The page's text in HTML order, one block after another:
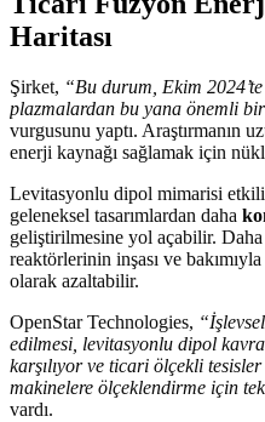
Haritası
Şirket, “Bu durum, Ekim
plazmalardan bu yana önemli
vurgusunu yaptı. Araştırmanın
enerji kaynağı sağlamak için
Levitasyonlu dipol mimarisi
geleneksel tasarımlardan daha
geliştirilmesine yol açabilir.
reaktörlerinin inşası ve bakımıyla
olarak azaltabilir.
OpenStar Technologies,
edilmesi, levitasyonlu dipol
karşılıyor ve ticari ölçekli
makinelere ölçeklendirme için
vardı.